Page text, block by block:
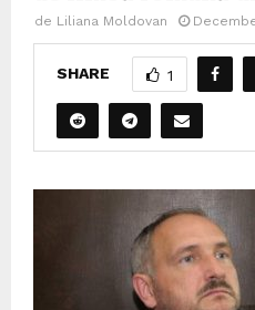
de Liliana Moldovan
SHARE 1